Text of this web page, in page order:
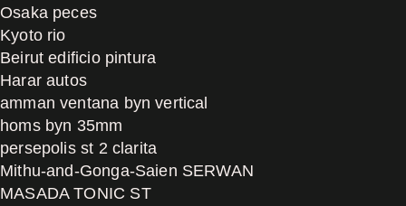
Osaka peces
Kyoto rio
Beirut edificio pintura
Harar autos
amman ventana byn vertical
homs byn 35mm
persepolis st 2 clarita
Mithu-and-Gonga-Saien SERWAN
MASADA TONIC ST